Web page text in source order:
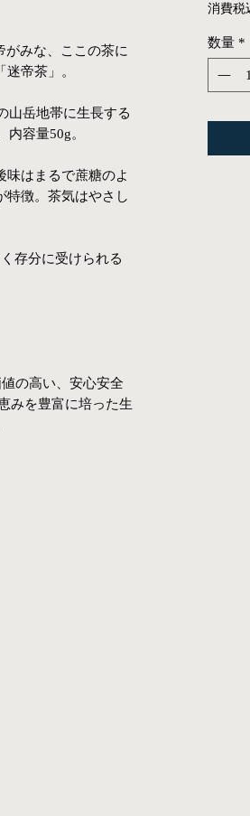
がみな、ここの茶に
帝茶」。
山岳地帯に生長する
容量50g。
味はまるで蔗糖のよ
特徴。茶気はやさし
存分に受けられる
の高い、安心安全
みを豊富に培った生
消費税
数量 *